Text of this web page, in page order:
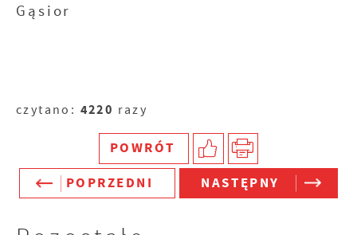
Gąsior
czytano: 4220 razy
POWRÓT
POPRZEDNI
NASTĘPNY